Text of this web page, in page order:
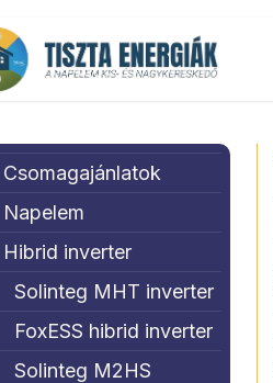
Csomagajánlatok
Napelem
Hibrid inverter
Solinteg MHT inverter
FoxESS hibrid inverter
Solinteg M2HS